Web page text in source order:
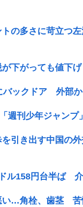
の多さに苛立つ
下がっても値下げ
バックドア 外部
週刊少年ジャン
引き出す中国の
ル158円台半ば
い…角栓、歯茎 苦